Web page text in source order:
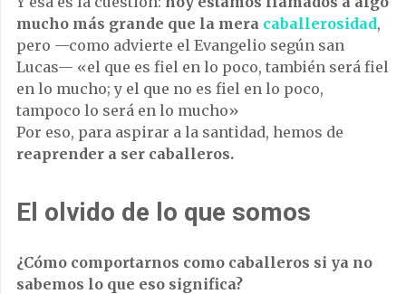
mucho más grande que la mera caballerosidad,
pero —como advierte el Evangelio según san
Lucas— «el que es fiel en lo poco, también será fiel
en lo mucho; y el que no es fiel en lo poco,
tampoco lo será en lo mucho»
Por eso, para aspirar a la santidad, hemos de
reaprender a ser caballeros.
El olvido de lo que somos
¿Cómo comportarnos como caballeros si ya no
sabemos lo que eso significa?